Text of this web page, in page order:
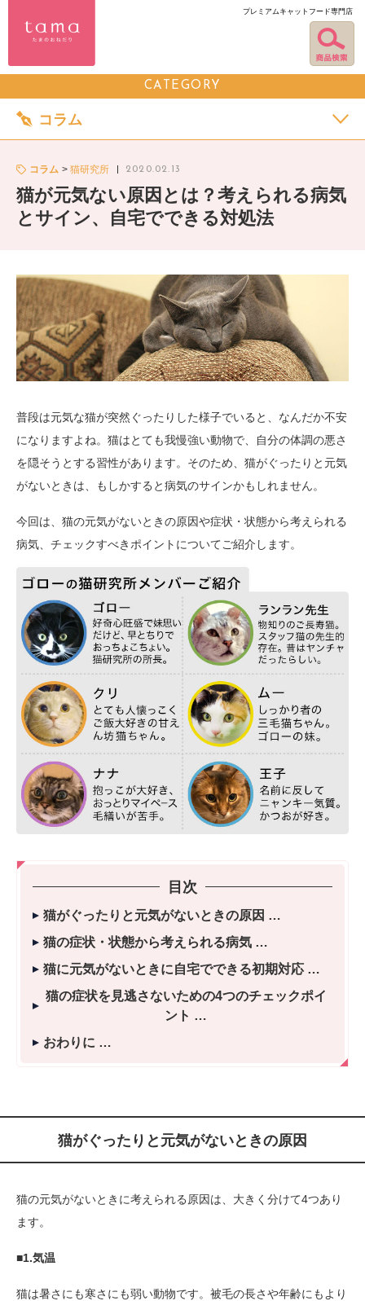
プレミアムキャットフード専門店
CATEGORY
コラム
コラム 猫研究所 2020.02.13
猫が元気ない原因とは？考えられる病気
とサイン、自宅でできる対処法
普段は元気な猫が突然ぐったりした様子でいると、なんだか不安
になりますよね。猫はとても我慢強い動物で、自分の体調の悪さ
を隠そうとする習性があります。そのため、猫がぐったりと元気
がないときは、もしかすると病気のサインかもしれません。
今回は、猫の元気がないときの原因や症状・状態から考えられる
病気、チェックすべきポイントについてご紹介します。
目次
猫がぐったりと元気がないときの原因
猫の症状・状態から考えられる病気
猫に元気がないときに自宅でできる初期対応
猫の症状を見逃さないための4つのチェックポイ
ント
おわりに
猫がぐったりと元気がないときの原因
猫の元気がないときに考えられる原因は、大きく分けて4つあり
ます。
■1.気温
猫は暑さにも寒さにも弱い動物です。被毛の長さや年齢にもより